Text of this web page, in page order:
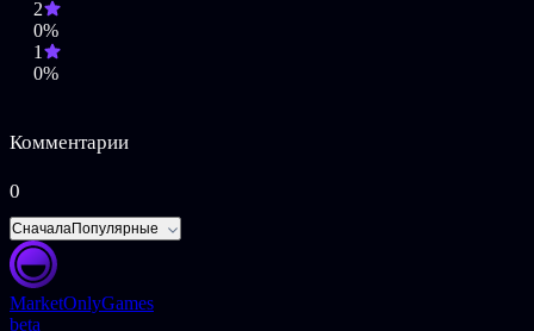
Подчините себе огонь и другие могучие стихии:
замораживайте врагов с помощью льда, создавайте страшные
штормы, используя гром, научитесь владеть молнией и
сливаться с тенью — выбор за вами!
В вашем распоряжении будет 120 неповторимых и способных
также есть Слормобои — уникальное бесценное оружие,
которое можно отыскать во время странствий. Заполучив
Слормобой, пользуйтесь его мощным эффектом и повышайте
его уровень, чтобы развить до более совершенной формы.
Бесконечные поиски эпического снаряжения!
2
0%
1
0%
Комментарии
0
СначалаПопулярные
MarketOnlyGames
beta